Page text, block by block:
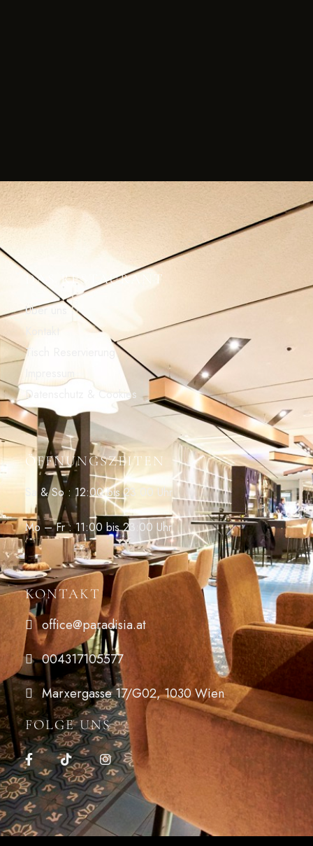
DAS RESTAURANT
Über uns
Tisch Reservierung
Datenschutz & Cookies
ÖFFNUNGSZEITEN
Sa & So : 12:00 bis 23:00 Uhr
Mo – Fr : 11:00 bis 23:00 Uhr
KONTAKT
office@paradisia.at
004317105577
Marxergasse 17/G02, 1030 Wien
FOLGE UNS